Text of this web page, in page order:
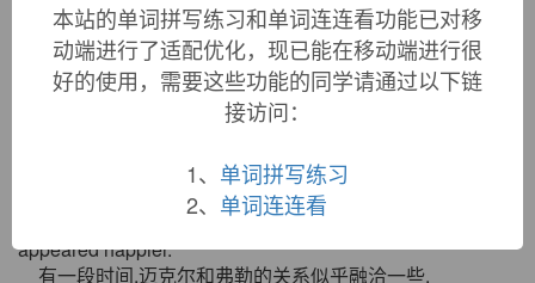
双语例句
1. JGO has been the sole distributor of FleurAromatherapy
products in Hong Kong since year 2001.
2. For a time the relationship of Michael and
appeared happier.
有一段时间,迈克尔和弗勒的关系似乎融洽一些.
本站的单词拼写练习和单词连连看功能已对移
动端进行了适配优化，现已能在移动端进行很
好的使用，需要这些功能的同学请通过以下链
接访问：
1、 单词拼写练习
2、 单词连连看